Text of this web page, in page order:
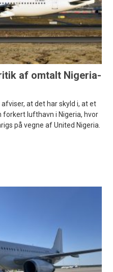
af omtalt Nigeria-
at det har skyld i, at et
forkert lufthavn i Nigeria, hvor
på vegne af United Nigeria.